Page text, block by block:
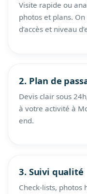
Visite rapide ou
photos et plans.
d’accès et niveau
2. Plan de
Devis clair sous
à votre activité à
end.
3. Suivi qualité
Check-lists,